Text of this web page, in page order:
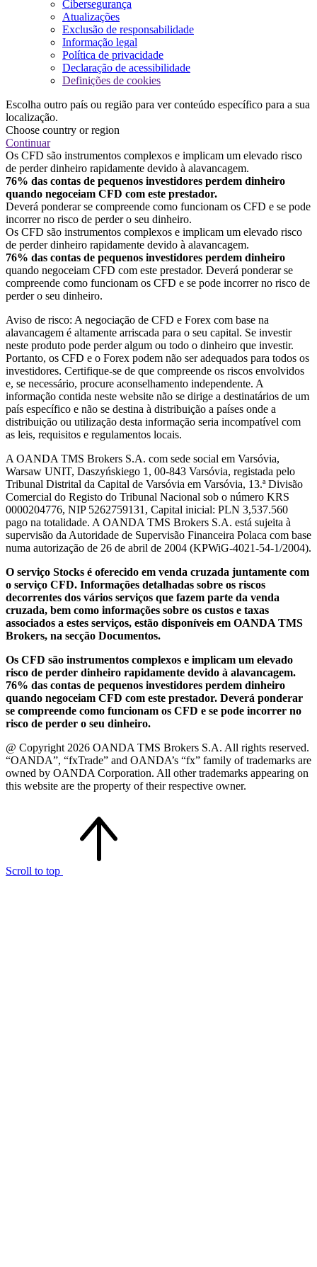
Cibersegurança
Atualizações
Exclusão de responsabilidade
Informação legal
Política de privacidade
Declaração de acessibilidade
Definições de cookies
Escolha outro país ou região para ver conteúdo específico para a sua
localização.
Choose country or region
Continuar
Os CFD são instrumentos complexos e implicam um elevado risco
de perder dinheiro rapidamente devido à alavancagem.
76% das contas de pequenos investidores perdem dinheiro
quando negoceiam CFD com este prestador.
Deverá ponderar se compreende como funcionam os CFD e se pode
incorrer no risco de perder o seu dinheiro.
Os CFD são instrumentos complexos e implicam um elevado risco
de perder dinheiro rapidamente devido à alavancagem.
76% das contas de pequenos investidores perdem dinheiro
quando negoceiam CFD com este prestador. Deverá ponderar se
compreende como funcionam os CFD e se pode incorrer no risco de
perder o seu dinheiro.
Aviso de risco: A negociação de CFD e Forex com base na
alavancagem é altamente arriscada para o seu capital. Se investir
neste produto pode perder algum ou todo o dinheiro que investir.
Portanto, os CFD e o Forex podem não ser adequados para todos os
investidores. Certifique-se de que compreende os riscos envolvidos
e, se necessário, procure aconselhamento independente. A
informação contida neste website não se dirige a destinatários de um
país específico e não se destina à distribuição a países onde a
distribuição ou utilização desta informação seria incompatível com
as leis, requisitos e regulamentos locais.
A OANDA TMS Brokers S.A. com sede social em Varsóvia,
Warsaw UNIT, Daszyńskiego 1, 00-843 Varsóvia, registada pelo
Tribunal Distrital da Capital de Varsóvia em Varsóvia, 13.ª Divisão
Comercial do Registo do Tribunal Nacional sob o número KRS
0000204776, NIP 5262759131, Capital inicial: PLN 3,537.560
pago na totalidade. A OANDA TMS Brokers S.A. está sujeita à
supervisão da Autoridade de Supervisão Financeira Polaca com base
numa autorização de 26 de abril de 2004 (KPWiG-4021-54-1/2004).
O serviço Stocks é oferecido em venda cruzada juntamente com
o serviço CFD. Informações detalhadas sobre os riscos
decorrentes dos vários serviços que fazem parte da venda
cruzada, bem como informações sobre os custos e taxas
associados a estes serviços, estão disponíveis em OANDA TMS
Brokers, na secção Documentos.
Os CFD são instrumentos complexos e implicam um elevado
risco de perder dinheiro rapidamente devido à alavancagem.
76% das contas de pequenos investidores perdem dinheiro
quando negoceiam CFD com este prestador. Deverá ponderar
se compreende como funcionam os CFD e se pode incorrer no
risco de perder o seu dinheiro.
@ Copyright 2026 OANDA TMS Brokers S.A. All rights reserved.
“OANDA”, “fxTrade” and OANDA’s “fx” family of trademarks are
owned by OANDA Corporation. All other trademarks appearing on
this website are the property of their respective owner.
Scroll to top